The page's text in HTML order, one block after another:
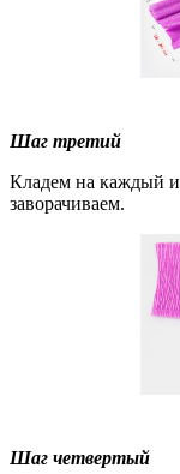
Шаг третий
Кладем на каждый
заворачиваем.
Шаг четвертый